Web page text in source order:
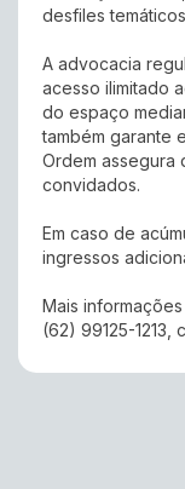
desfiles
A advocacia
acesso ilimitado
do espaço
também garante
Ordem assegura
convidados.
Em caso de
ingressos
Mais
(62) 99125-1213,